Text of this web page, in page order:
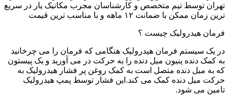
تهران توسط تیم متخصص و کارشناسان مجرب مکانیک یار در سریع
ترین زمان ممکن با ضمانت ۱۲ ماهه و با مناسب ترین قیمت
فرمان هیدرولیک چیست ؟
در یک سیستم فرمان هیدرولیک هنگامی که فرمان را می چرخانید
به کمک دنده پنیون میل دنده را به حرکت در می آورید و یک پیستون
که به میل دنده متصل است به کمک روغن پر فشار هیدرولیک به
حرکت میل دنده کمک می کند.این فشار توسط پمپ هیدرولیک
تامین می شود.